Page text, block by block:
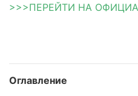
>>>ПЕРЕЙТИ НА
Оглавление